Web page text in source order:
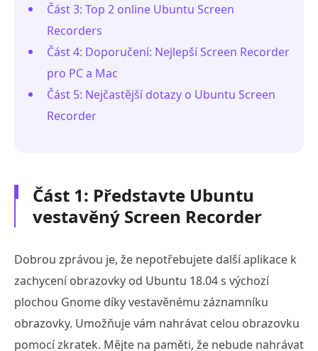
Část 3: Top 2 online Ubuntu Screen
Recorders
Část 4: Doporučení: Nejlepší Screen Recorder
pro PC a Mac
Část 5: Nejčastější dotazy o Ubuntu Screen
Recorder
Část 1: Představte Ubuntu
vestavěný Screen Recorder
Dobrou zprávou je, že nepotřebujete další aplikace k
zachycení obrazovky od Ubuntu 18.04 s výchozí
plochou Gnome díky vestavěnému záznamníku
obrazovky. Umožňuje vám nahrávat celou obrazovku
pomocí zkratek. Mějte na paměti, že nebude nahrávat